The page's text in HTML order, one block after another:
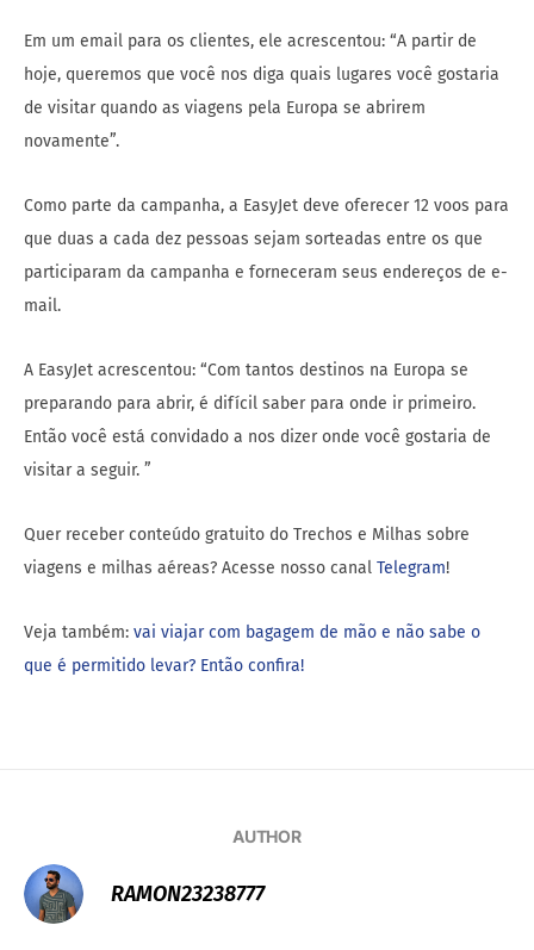
Em um email para os clientes, ele acrescentou: “A partir de
hoje, queremos que você nos diga quais lugares você gostaria
de visitar quando as viagens pela Europa se abrirem
novamente”.
Como parte da campanha, a EasyJet deve oferecer 12 voos para
que duas a cada dez pessoas sejam sorteadas entre os que
participaram da campanha e forneceram seus endereços de e-
mail.
A EasyJet acrescentou: “Com tantos destinos na Europa se
preparando para abrir, é difícil saber para onde ir primeiro.
Então você está convidado a nos dizer onde você gostaria de
visitar a seguir. ”
Quer receber conteúdo gratuito do Trechos e Milhas sobre
viagens e milhas aéreas? Acesse nosso canal Telegram!
Veja também: vai viajar com bagagem de mão e não sabe o
que é permitido levar? Então confira!
AUTHOR
RAMON23238777